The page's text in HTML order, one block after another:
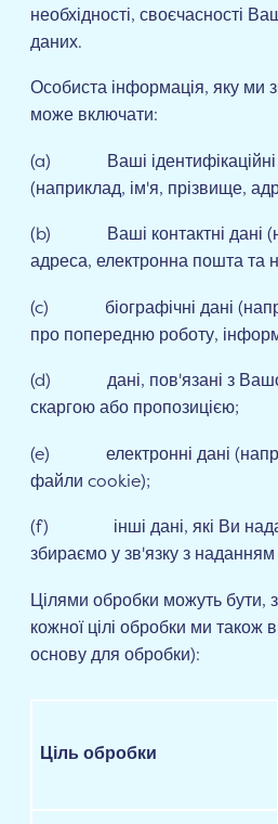
необхідності, своєчасності
даних.
Особиста інформація, яку ми
може включати:
(a) Ваші ідентифікаційні
(наприклад, ім'я, прізвище,
(b) Ваші контактні дані
адреса, електронна пошта та
(c) біографічні дані
про попередню роботу,
(d) дані, пов'язані з
скаргою або пропозицією;
(e) електронні дані
файли cookie);
(f) інші дані, які Ви
збираємо у зв'язку з
Цілями обробки можуть бути,
кожної цілі обробки ми також
основу для обробки):
Ціль обробки